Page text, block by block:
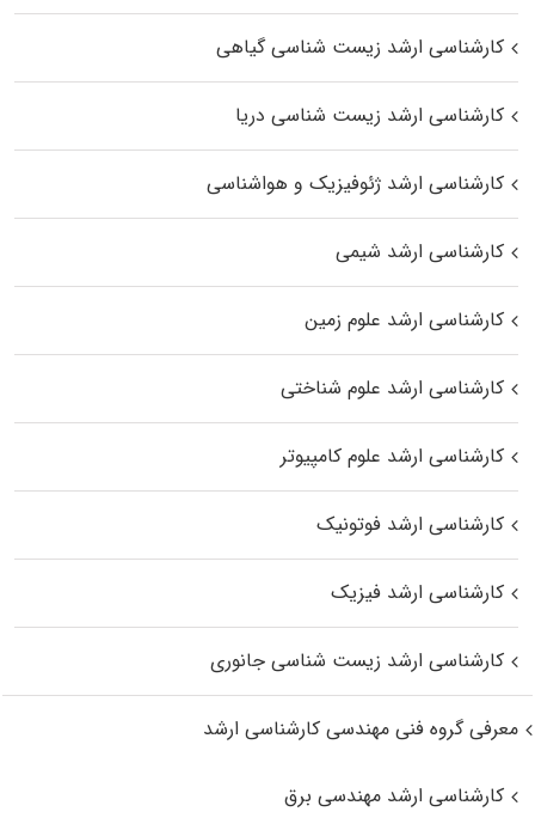
کارشناسی ارشد زیست‌ شناسی گیاهی
کارشناسی ارشد زیست‌ شناسی دریا
کارشناسی ارشد ژئوفیزیک و هواشناسی
کارشناسی ارشد شیمی
کارشناسی ارشد علوم زمین
کارشناسی ارشد علوم شناختی
کارشناسی ارشد علوم کامپیوتر
کارشناسی ارشد فوتونیک
کارشناسی ارشد فیزیک
کارشناسی ارشد زیست‌ شناسی جانوری
معرفی گروه فنی مهندسی کارشناسی ارشد
کارشناسی ارشد مهندسی برق